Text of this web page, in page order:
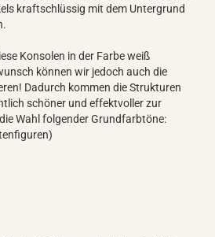
kraftschlüssig mit dem Untergrund
Konsolen in der Farbe weiß
können wir jedoch auch die
Dadurch kommen die Strukturen
schöner und effektvoller zur
Wahl folgender Grundfarbtöne: